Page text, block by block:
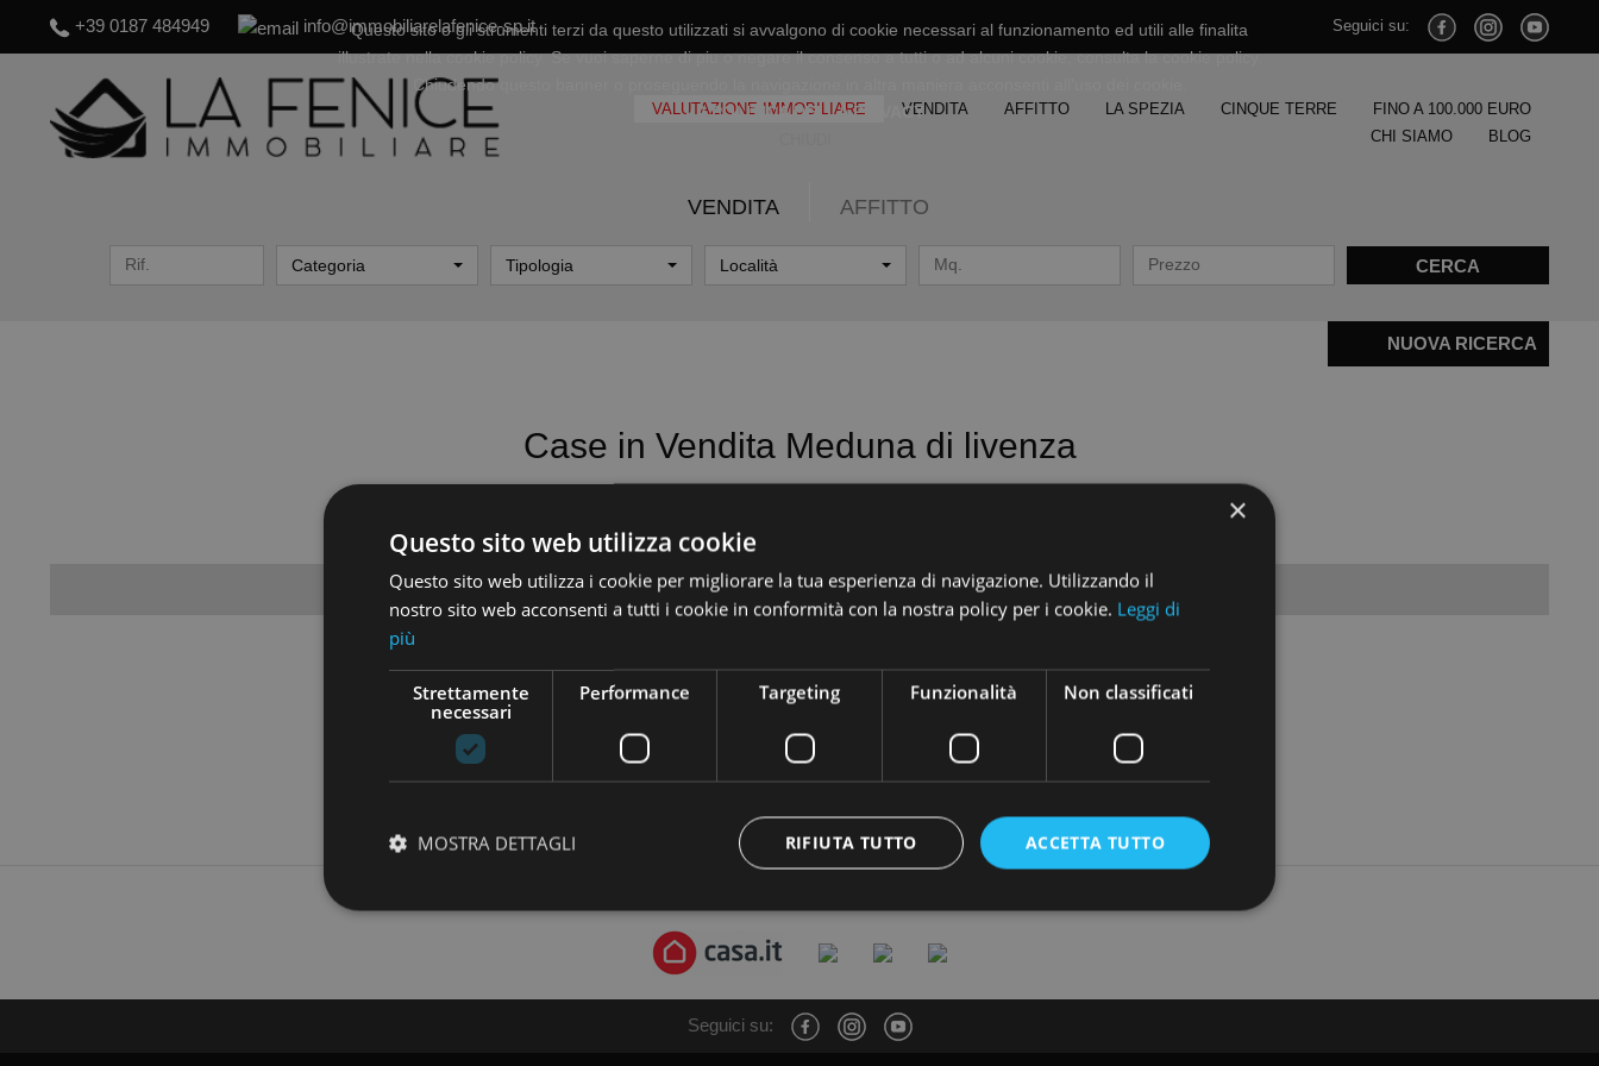
+39 0187 484949 info@immobiliarelafenice-sp.it Seguici su:
VALUTAZIONE IMMOBILIARE VENDITA AFFITTO LA SPEZIA CINQUE TERRE
FINO A 100.000 EURO
CHI SIAMO
BLOG
VENDITA AFFITTO
Categoria Tipologia Località
NUOVA RICERCA
Case in Vendita Meduna di livenza
VENDITA
Appartamenti Rustici
Seguici su:
×
Questo sito web utilizza cookie
Questo sito web utilizza i cookie per migliorare la tua esperienza di navigazione. Utilizzando il
nostro sito web acconsenti a tutti i cookie in conformità con la nostra policy per i cookie. Leggi di
più
Strettamente
necessari
Performance Targeting Funzionalità Non classificati
ACCETTA TUTTO
RIFIUTA TUTTO
MOSTRA DETTAGLI
Questo sito o gli strumenti terzi da questo utilizzati si avvalgono di cookie necessari al funzionamento ed utili alle finalita
illustrate nella cookie policy. Se vuoi saperne di piu o negare il consenso a tutti o ad alcuni cookie, consulta la cookie policy.
Chiudendo questo banner o proseguendo la navigazione in altra maniera acconsenti all'uso dei cookie.
LA POLITICA DELLA PRIVACY